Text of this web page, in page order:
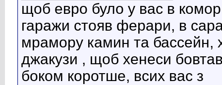
щоб евро було у вас в
гаражи стояв ферари, в
мрамору камин та бассейн,
джакузи , щоб хенеси
боком коротше, всих вас з